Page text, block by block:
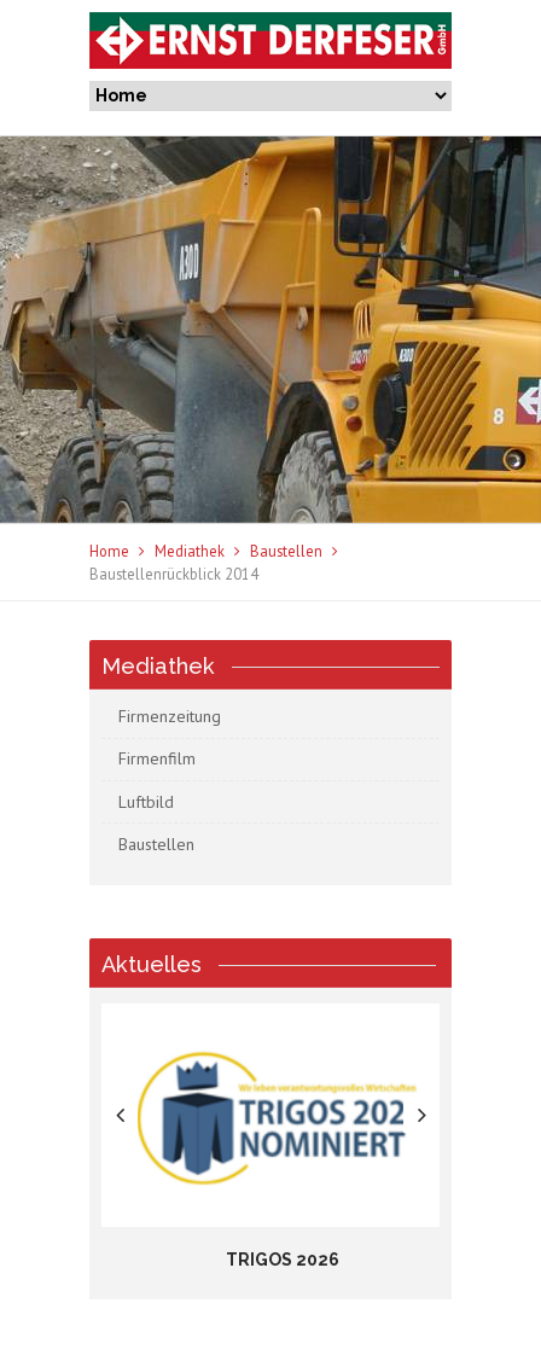
Home Mediathek
Baustellen
Baustellenrückblick 2014
Mediathek
Firmenzeitung
Firmenfilm
Luftbild
Baustellen
Aktuelles
TRIGOS 2026